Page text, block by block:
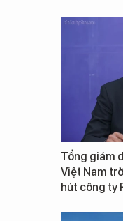
Tổng giám
Việt Nam
hút công ty